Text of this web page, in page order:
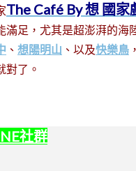
The Café By 想 國家
足，尤其是超澎湃的海
、 想陽明山 、以及快樂鳥
對了。
社群